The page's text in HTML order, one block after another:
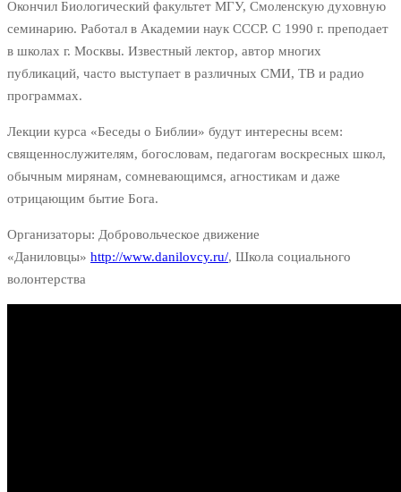
Окончил Биологический факультет МГУ, Смоленскую духовную
семинарию. Работал в Академии наук СССР. С 1990 г. преподает
в школах г. Москвы. Известный лектор, автор многих
публикаций, часто выступает в различных СМИ, ТВ и радио
программах.
Лекции курса «Беседы о Библии» будут интересны всем:
священнослужителям, богословам, педагогам воскресных школ,
обычным мирянам, сомневающимся, агностикам и даже
отрицающим бытие Бога.
Организаторы: Добровольческое движение
«Даниловцы» http://www.danilovcy.ru/, Школа социального
волонтерства